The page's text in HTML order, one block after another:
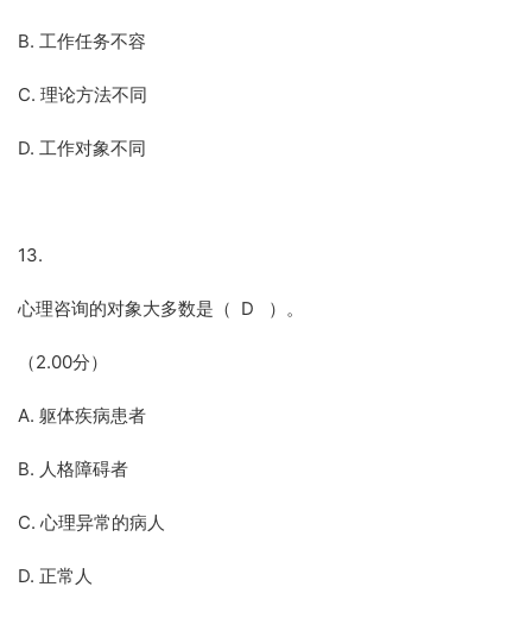
B. 工作任务不容
C. 理论方法不同
D. 工作对象不同
13.
心理咨询的对象大多数是（ D ）。
（2.00分）
A. 躯体疾病患者
B. 人格障碍者
C. 心理异常的病人
D. 正常人